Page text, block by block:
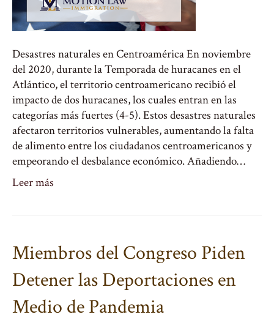
Desastres naturales en Centroamérica En noviembre
del 2020, durante la Temporada de huracanes en el
Atlántico, el territorio centroamericano recibió el
impacto de dos huracanes, los cuales entran en las
categorías más fuertes (4-5). Estos desastres naturales
afectaron territorios vulnerables, aumentando la falta
de alimento entre los ciudadanos centroamericanos y
empeorando el desbalance económico. Añadiendo…
Leer más
Miembros del Congreso Piden
Detener las Deportaciones en
Medio de Pandemia